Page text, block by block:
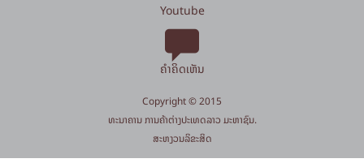
Youtube
ຄຳຄິດເຫັນ
Copyright © 2015
​ທະນາຄານ ການຄ້າຕ່າງປະເທດລາວ ມະຫາຊົນ.
​ສະ​ຫງວນ​ລິ​ຂະ​ສິດ